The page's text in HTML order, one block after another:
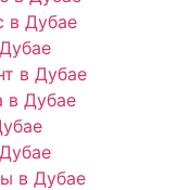
в Дубае
в Дубае
в Дубае
в Дубае